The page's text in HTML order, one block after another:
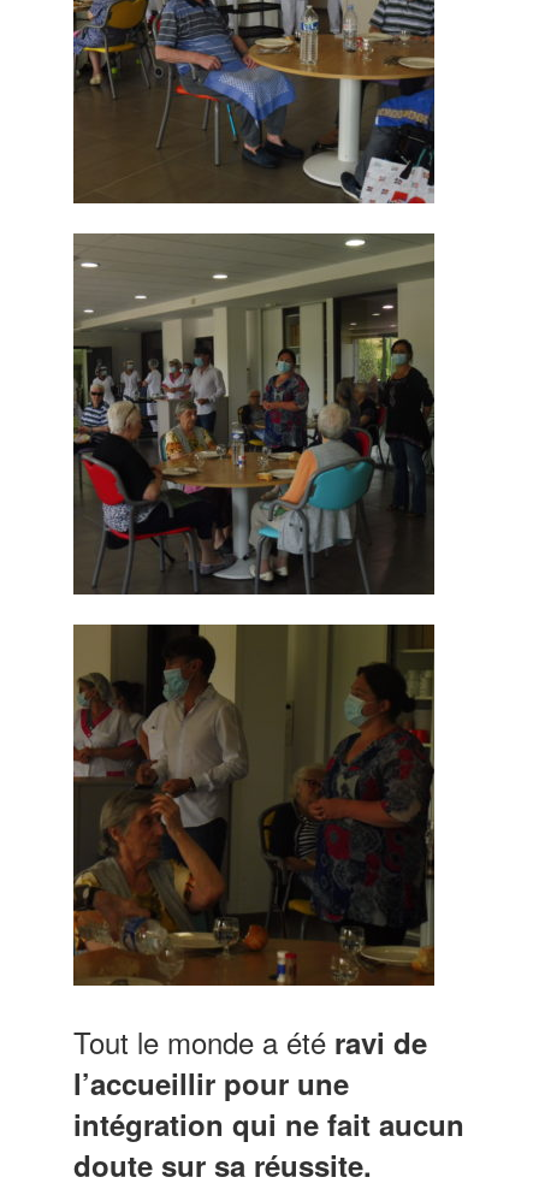
Tout le monde a été ravi de
l’accueillir pour une
intégration qui ne fait aucun
doute sur sa réussite.